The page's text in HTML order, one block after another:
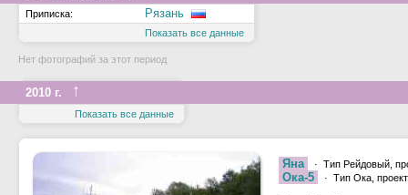
Приписка: Рязань
Показать все данные
Нет фотографий за этот период
2010 г. ↑
Показать все данные
Яна · Тип Рейдовый,
Ока-5 · Тип Ока,